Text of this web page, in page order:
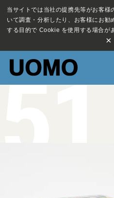
当サイトでは当社の提携先等がお客様
いて調査・分析したり、お客様にお勧
する目的で Cookie を使用する場合が
×
51